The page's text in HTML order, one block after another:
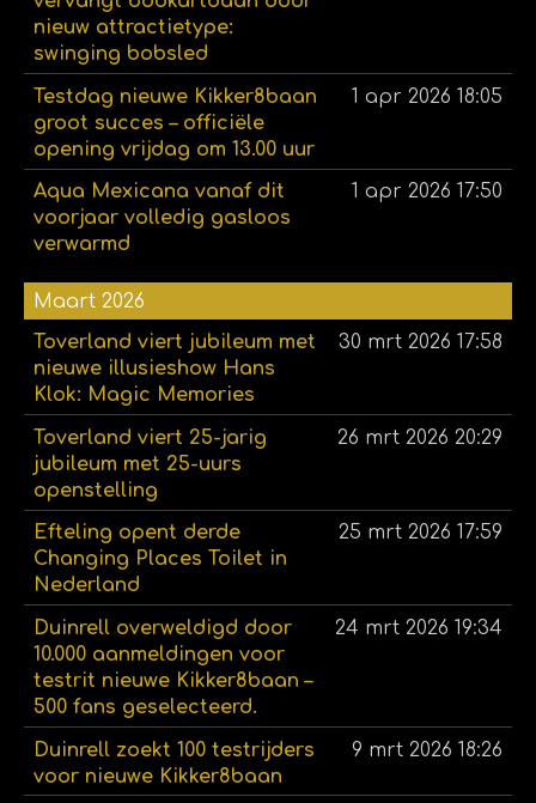
nieuw attractietype:
swinging bobsled
Testdag nieuwe Kikker8baan
groot succes – officiële
opening vrijdag om 13.00 uur
1 apr 2026 18:05
Aqua Mexicana vanaf dit
voorjaar volledig gasloos
verwarmd
1 apr 2026 17:50
Maart 2026
Toverland viert jubileum met
nieuwe illusieshow Hans
Klok: Magic Memories
30 mrt 2026 17:58
Toverland viert 25-jarig
jubileum met 25-uurs
openstelling
26 mrt 2026 20:29
Efteling opent derde
Changing Places Toilet in
Nederland
25 mrt 2026 17:59
Duinrell overweldigd door
10.000 aanmeldingen voor
testrit nieuwe Kikker8baan –
500 fans geselecteerd.
24 mrt 2026 19:34
Duinrell zoekt 100 testrijders
voor nieuwe Kikker8baan
9 mrt 2026 18:26